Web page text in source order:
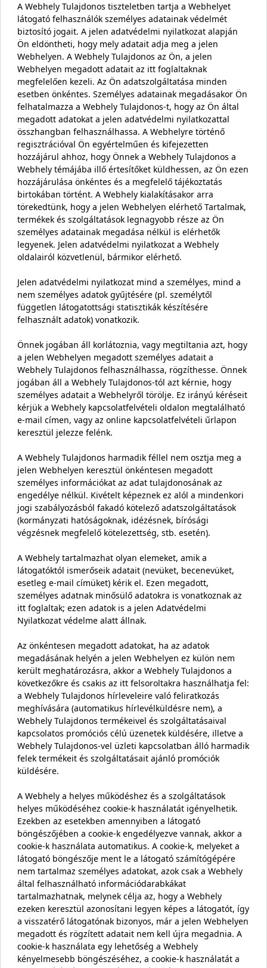
A Webhely Tulajdonos tiszteletben tartja a Webhelyet
látogató felhasználók személyes adatainak védelmét
biztosító jogait. A jelen adatvédelmi nyilatkozat alapján
Ön eldöntheti, hogy mely adatait adja meg a jelen
Webhelyen. A Webhely Tulajdonos az Ön, a jelen
Webhelyen megadott adatait az itt foglaltaknak
megfelelően kezeli. Az Ön adatszolgáltatása minden
esetben önkéntes. Személyes adatainak megadásakor Ön
felhatalmazza a Webhely Tulajdonos-t, hogy az Ön által
megadott adatokat a jelen adatvédelmi nyilatkozattal
összhangban felhasználhassa. A Webhelyre történő
regisztrációval Ön egyértelműen és kifejezetten
hozzájárul ahhoz, hogy Önnek a Webhely Tulajdonos a
Webhely témájába illő értesítőket küldhessen, az Ön ezen
hozzájárulása önkéntes és a megfelelő tájékoztatás
birtokában történt. A Webhely kialakításakor arra
törekedtünk, hogy a jelen Webhelyen elérhető Tartalmak,
termékek és szolgáltatások legnagyobb része az Ön
személyes adatainak megadása nélkül is elérhetők
legyenek. Jelen adatvédelmi nyilatkozat a Webhely
oldalairól közvetlenül, bármikor elérhető.
Jelen adatvédelmi nyilatkozat mind a személyes, mind a
nem személyes adatok gyűjtésére (pl. személytől
független látogatottsági statisztikák készítésére
felhasznált adatok) vonatkozik.
Önnek jogában áll korlátoznia, vagy megtiltania azt, hogy
a jelen Webhelyen megadott személyes adatait a
Webhely Tulajdonos felhasználhassa, rögzíthesse. Önnek
jogában áll a Webhely Tulajdonos-tól azt kérnie, hogy
személyes adatait a Webhelyről törölje. Ez irányú kéréseit
kérjük a Webhely kapcsolatfelvételi oldalon megtalálható
e-mail címen, vagy az online kapcsolatfelvételi űrlapon
keresztül jelezze felénk.
A Webhely Tulajdonos harmadik féllel nem osztja meg a
jelen Webhelyen keresztül önkéntesen megadott
személyes információkat az adat tulajdonosának az
engedélye nélkül. Kivételt képeznek ez alól a mindenkori
jogi szabályozásból fakadó kötelező adatszolgáltatások
(kormányzati hatóságoknak, idézésnek, bírósági
végzésnek megfelelő kötelezettség, stb. esetén).
A Webhely tartalmazhat olyan elemeket, amik a
látogatóktól ismerőseik adatait (nevüket, becenevüket,
esetleg e-mail címüket) kérik el. Ezen megadott,
személyes adatnak minősülő adatokra is vonatkoznak az
itt foglaltak; ezen adatok is a jelen Adatvédelmi
Nyilatkozat védelme alatt állnak.
Az önkéntesen megadott adatokat, ha az adatok
megadásának helyén a jelen Webhelyen ez külön nem
került meghatározásra, akkor a Webhely Tulajdonos a
következőkre és csakis az itt felsoroltakra használhatja fel:
a Webhely Tulajdonos hírleveleire való feliratkozás
meghívására (automatikus hírlevélküldésre nem), a
Webhely Tulajdonos termékeivel és szolgáltatásaival
kapcsolatos promóciós célú üzenetek küldésére, illetve a
Webhely Tulajdonos-vel üzleti kapcsolatban álló harmadik
felek termékeit és szolgáltatásait ajánló promóciók
küldésére.
A Webhely a helyes működéshez és a szolgáltatások
helyes működéséhez cookie-k használatát igényelhetik.
Ezekben az esetekben amennyiben a látogató
böngészőjében a cookie-k engedélyezve vannak, akkor a
cookie-k használata automatikus. A cookie-k, melyeket a
látogató böngészője ment le a látogató számítógépére
nem tartalmaz személyes adatokat, azok csak a Webhely
által felhasználható információdarabkákat
tartalmazhatnak, melynek célja az, hogy a Webhely
ezeken keresztül azonosítani legyen képes a látogatót, így
a visszatérő látogatónak bizonyos, már a jelen Webhelyen
megadott és rögzített adatait nem kell újra megadnia. A
cookie-k használata egy lehetőség a Webhely
kényelmesebb böngészéséhez, a cookie-k használatát a